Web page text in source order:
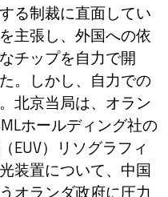
る制裁に直面してい
主張し、外国への依
チップを自力で開
。しかし、自力での
北京当局は、オラン
ホールディング社の
EUV）リソグラフィ
装置について、中国
オランダ政府に圧力